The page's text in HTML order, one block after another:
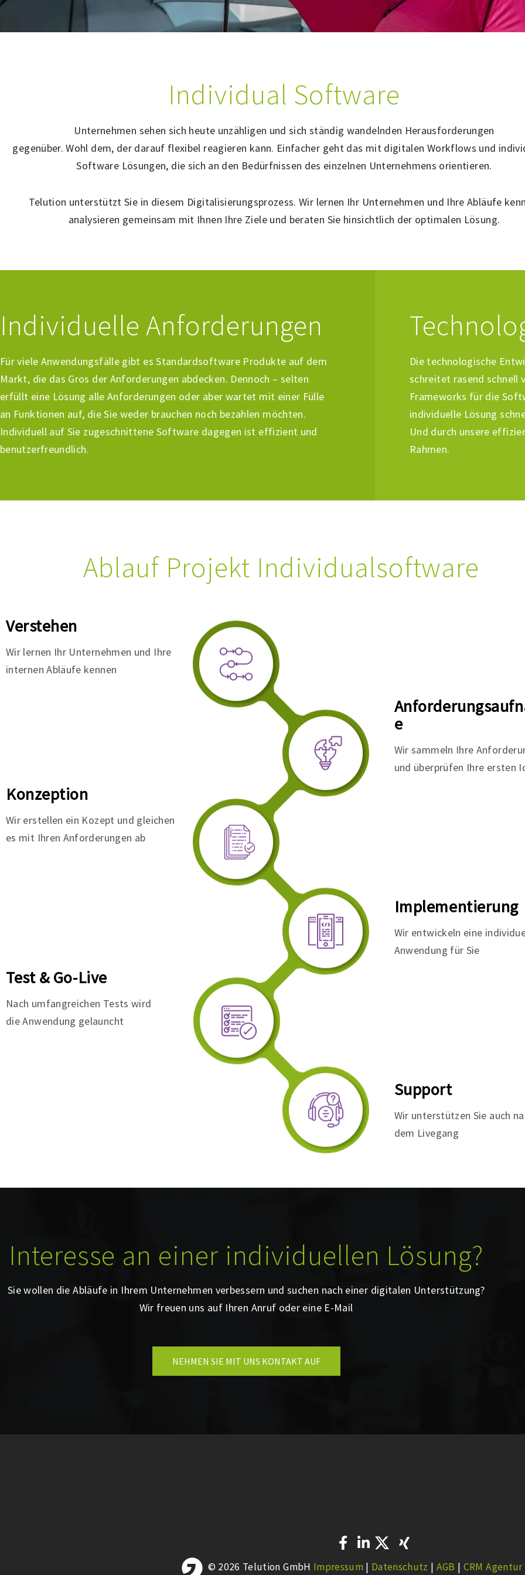
Individual Software
Unternehmen sehen sich heute unzähligen und sich ständig wandelnden Herausforderungen
gegenüber. Wohl dem, der darauf flexibel reagieren kann. Einfacher geht das mit digitalen Workflows und
Software Lösungen, die sich an den Bedürfnissen des einzelnen Unternehmens orientieren.
Telution unterstützt Sie in diesem Digitalisierungsprozess. Wir lernen Ihr Unternehmen und Ihre Abläufe
analysieren gemeinsam mit Ihnen Ihre Ziele und beraten Sie hinsichtlich der optimalen Lösung.
Individuelle Anforderungen
Für viele Anwendungsfälle gibt es Standardsoftware Produkte auf dem
Markt, die das Gros der Anforderungen abdecken. Dennoch – selten
erfüllt eine Lösung alle Anforderungen oder aber wartet mit einer Fülle
an Funktionen auf, die Sie weder brauchen noch bezahlen möchten.
Individuell auf Sie zugeschnittene Software dagegen ist effizient und
benutzerfreundlich.
Die technologische
schreitet rasend schnell
Frameworks für die
individuelle Lösung
Und durch unsere
Rahmen.
Ablauf Projekt Individualsoftware
Verstehen
Wir lernen Ihr Unternehmen und Ihre
internen Abläufe kennen
Konzeption
Wir erstellen ein Kozept und gleichen
es mit Ihren Anforderungen ab
Test & Go-Live
Nach umfangreichen Tests wird
die Anwendung gelauncht
e
Wir sammeln Ihre
und überprüfen Ihre ersten
Implementierung
Wir entwickeln eine
Anwendung für Sie
Support
Wir unterstützen Sie auch
dem Livegang
Interesse an einer individuellen Lösung?
Sie wollen die Abläufe in Ihrem Unternehmen verbessern und suchen nach einer digitalen Unterstützung?
Wir freuen uns auf Ihren Anruf oder eine E-Mail
NEHMEN SIE MIT UNS KONTAKT AUF
© 2026 Telution GmbH Impressum | Datenschutz | AGB | CRM